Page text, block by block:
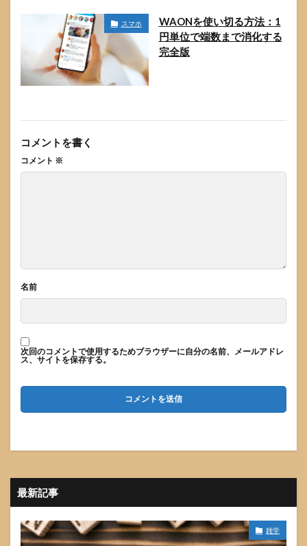
スマホ
WAONを使い切る方法：1
円単位で端数まで消化する
完全版
コメントを書く
コメント ※
名前
次回のコメントで使用するためブラウザーに自分の名前、メールアドレ
ス、サイトを保存する。
最新記事
雑学